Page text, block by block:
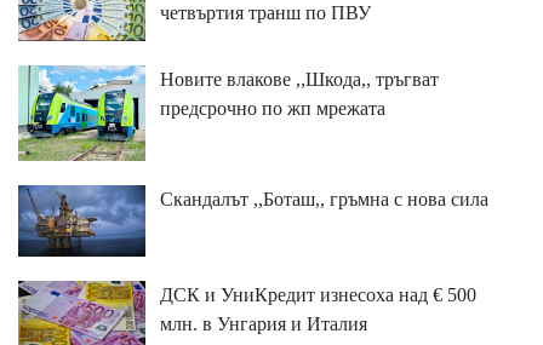
четвъртия транш по ПВУ
Новите влакове ,,Шкода,, тръгват
предсрочно по жп мрежата
Скандалът ,,Боташ,, гръмна с нова сила
ДСК и УниКредит изнесоха над € 500
млн. в Унгария и Италия